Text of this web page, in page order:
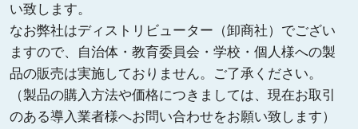
い致します。
なお弊社はディストリビューター（卸商社）でござい
ますので、自治体・教育委員会・学校・個人様への製
品の販売は実施しておりません。ご了承ください。
（製品の購入方法や価格につきましては、現在お取引
のある導入業者様へお問い合わせをお願い致します）